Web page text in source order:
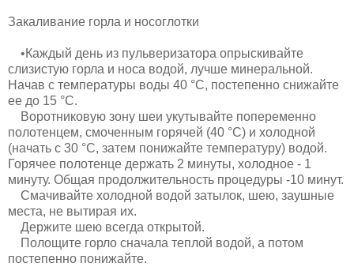
Закаливание горла и носо­глотки
•Каждый день из пульверизато­ра опрыскивайте
слизистую горла и носа водой, лучше минеральной.
Начав с температуры воды 40 °С, постепенно снижайте
ее до 15 °С.
Воротниковую зону шеи уку­тывайте попеременно
полотенцем, смоченным горячей (40 °С) и хо­лодной
(начать с 30 °С, затем пони­жайте температуру) водой.
Горячее полотенце держать 2 минуты, хо­лодное - 1
минуту. Общая продол­жительность процедуры -10 минут.
Смачивайте холодной водой затылок, шею, заушные
места, не вытирая их.
Держите шею всегда откры­той.
Полощите горло сначала те­плой водой, а потом
постепенно понижайте.